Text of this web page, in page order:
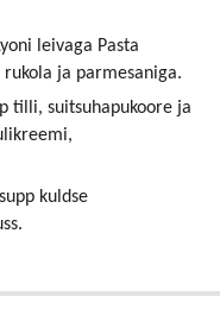
leivaga Pasta
ja parmesaniga.
tilli, suitsuhapukoore ja
kuldse